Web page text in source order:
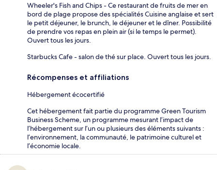
Wheeler's Fish and Chips - Ce restaurant de fruits de mer en
bord de plage propose des spécialités Cuisine anglaise et sert
le petit déjeuner, le brunch, le déjeuner et le dîner. Possibilité
de prendre vos repas en plein air (si le temps le permet).
Ouvert tous les jours.
Starbucks Cafe - salon de thé sur place. Ouvert tous les jours.
Récompenses et affiliations
Hébergement écocertifié
Cet hébergement fait partie du programme Green Tourism
Business Scheme, un programme mesurant l’impact de
l’hébergement sur l’un ou plusieurs des éléments suivants :
l’environnement, la communauté, le patrimoine culturel et
l’économie locale.